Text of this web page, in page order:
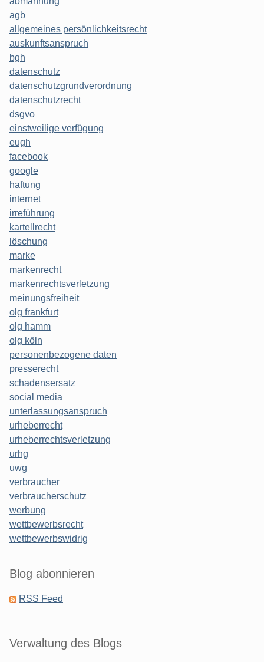
agb
allgemeines persönlichkeitsrecht
auskunftsanspruch
bgh
datenschutz
datenschutzgrundverordnung
datenschutzrecht
dsgvo
einstweilige verfügung
eugh
facebook
google
haftung
internet
irreführung
kartellrecht
löschung
marke
markenrecht
markenrechtsverletzung
meinungsfreiheit
olg frankfurt
olg hamm
olg köln
personenbezogene daten
presserecht
schadensersatz
social media
unterlassungsanspruch
urheberrecht
urheberrechtsverletzung
urhg
uwg
verbraucher
verbraucherschutz
werbung
wettbewerbsrecht
wettbewerbswidrig
Blog abonnieren
RSS Feed
Verwaltung des Blogs